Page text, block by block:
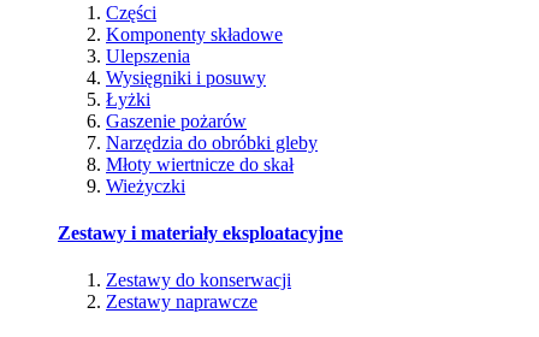
Części
Komponenty składowe
Ulepszenia
Wysięgniki i posuwy
Łyżki
Gaszenie pożarów
Narzędzia do obróbki gleby
Młoty wiertnicze do skał
Wieżyczki
Zestawy i materiały eksploatacyjne
Zestawy do konserwacji
Zestawy naprawcze